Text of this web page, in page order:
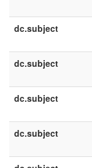
dc.subject
dc.subject
dc.subject
dc.subject